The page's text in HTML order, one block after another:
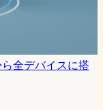
全デバイスに搭